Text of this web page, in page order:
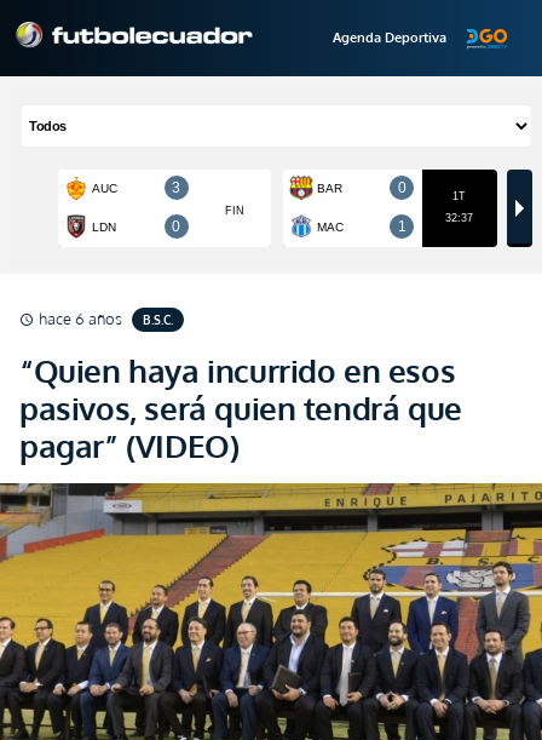
Agenda Deportiva
schedule hace 6 años B.S.C.
“Quien haya incurrido en esos
pasivos, será quien tendrá que
pagar” (VIDEO)